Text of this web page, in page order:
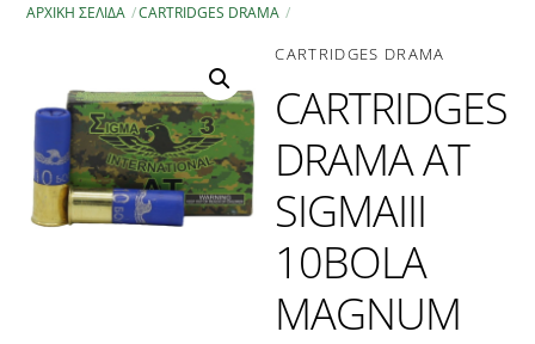
ΑΡΧΙΚΉ ΣΕΛΊΔΑ CARTRIDGES DRAMA
CARTRIDGES DRAMA
CARTRIDGES
DRAMA AT
SIGMAIII
10BOLA
MAGNUM